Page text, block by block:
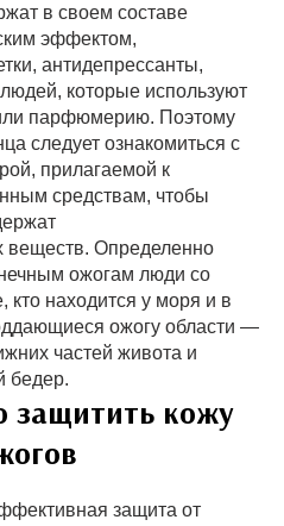
в своем составе
эффектом,
антидепрессанты,
которые используют
парфюмерию. Поэтому
следует ознакомиться с
прилагаемой к
средствам, чтобы
веществ. Определенно
ожогам люди со
кто находится у моря и в
ожогу области —
частей живота и
бедер.
защитить кожу
защита от